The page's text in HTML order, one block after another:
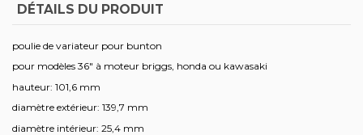
DÉTAILS DU PRODUIT
poulie de variateur pour bunton
pour modèles 36" à moteur briggs, honda ou kawasaki
hauteur: 101,6 mm
diamètre extérieur: 139,7 mm
diamètre intérieur: 25,4 mm